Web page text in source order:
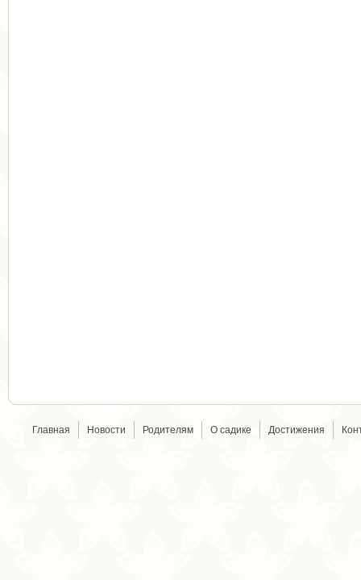
Главная Новости Родителям О садике Достижения